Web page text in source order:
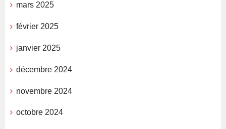
mars 2025
février 2025
janvier 2025
décembre 2024
novembre 2024
octobre 2024